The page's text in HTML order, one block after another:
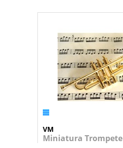
VM
Miniatura Trompete